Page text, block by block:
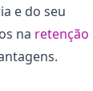
e do seu
na retenção